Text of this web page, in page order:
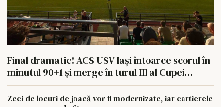
Final dramatic! ACS USV Iași întoarce scorul în
minutul 90+1 și merge în turul III al Cupei
României
Zeci de locuri de joacă vor fi modernizate, iar cartierele